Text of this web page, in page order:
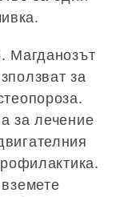
Магданозът
за
за лечение